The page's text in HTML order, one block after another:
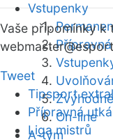
Vstupenky
On-line
A-tým
Vaše připomínky k
webmaster
Tweet
Tipsport
Přípravná
Liga mistrů